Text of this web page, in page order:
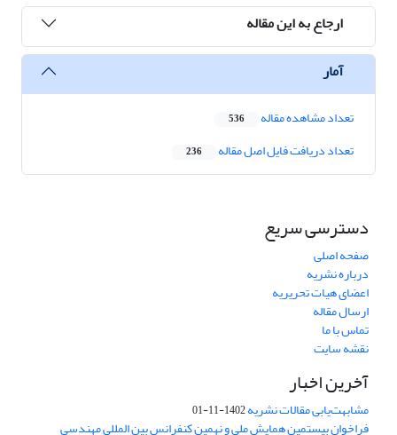
ارجاع به این مقاله
آمار
تعداد مشاهده مقاله 536
تعداد دریافت فایل اصل مقاله 236
دسترسی سریع
صفحه اصلی
درباره نشریه
اعضای هیات تحریریه
ارسال مقاله
تماس با ما
نقشه سایت
آخرین اخبار
مشابهت‌یابی مقالات نشریه1402-11-01
فراخوان بیستمین همایش ملی و نهمین کنفرانس بین المللی مهندسی